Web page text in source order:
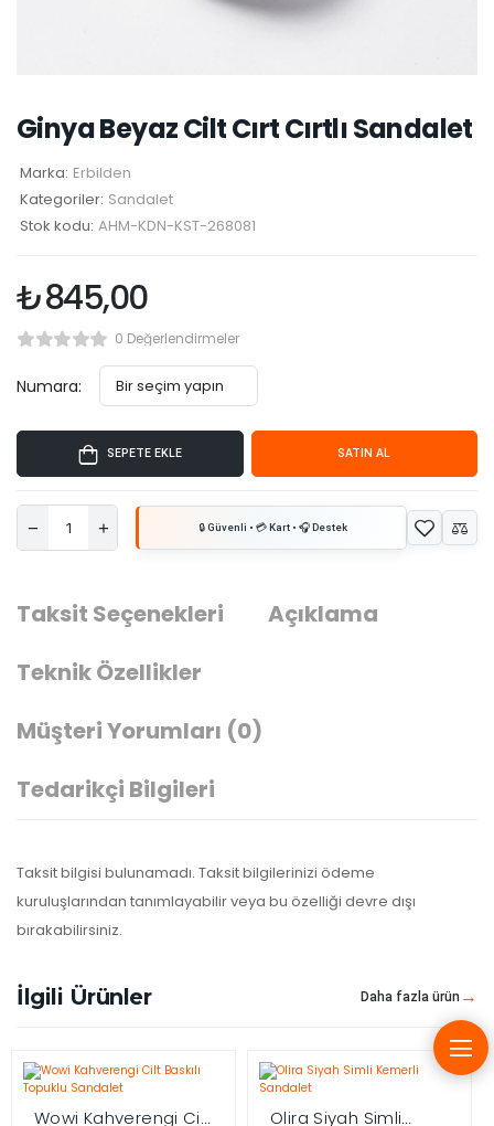
Ginya Beyaz Cilt Cırt Cırtlı Sandalet
Marka: Erbilden
Kategoriler: Sandalet
Stok kodu: AHM-KDN-KST-268081
₺845,00
0 Değerlendirmeler
Numara:
SEPETE EKLE SATIN AL
Taksit Seçenekleri
Açıklama
Teknik Özellikler
Müşteri Yorumları (0)
Tedarikçi Bilgileri
Taksit bilgisi bulunamadı. Taksit bilgilerinizi ödeme
kuruluşlarından tanımlayabilir veya bu özelliği devre dışı
bırakabilirsiniz.
İlgili Ürünler Daha fazla ürün
Wowi Kahverengi Cilt Olira Siyah Simli